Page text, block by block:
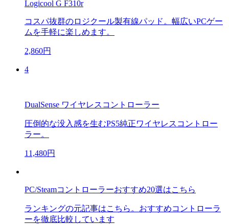
Logicool G F310r
コスパ抜群のロジクール製有線パッド。幅広いPCゲー
ムを手軽に楽しめます。
2,860円
4
DualSense ワイヤレスコントローラー
圧倒的な没入感を生むPS5純正ワイヤレスコントロー
ラー。
11,480円
PC/Steamコントローラーおすすめ20選はこちら
ランキングの元記事はこちら。おすすめコントローラ
ーを徹底比較しています